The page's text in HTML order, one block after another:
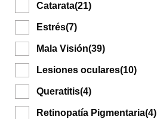
Catarata(21)
Estrés(7)
Mala Visión(39)
Lesiones oculares(10)
Queratitis(4)
Retinopatía Pigmentaria(4)